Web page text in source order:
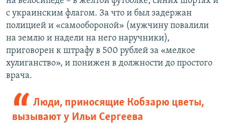
с украинским флагом. За что и был задержан
полицией и «самообороной» (мужчину повалили
на землю и надели на него наручники),
приговорен к штрафу в 500 рублей за «мелкое
хулиганство», и понижен в должности до простого
врача.
Люди, приносящие Кобзарю цветы,
вызывают у Ильи Сергеева